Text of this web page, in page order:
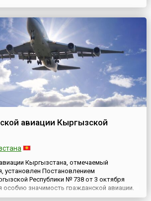
авиации Кыргызской
Кыргызстана, отмечаемый
установлен Постановлением
Республики № 738 от 3 октября
особую значимость гражданской авиации,
вклад в развитие экономики,